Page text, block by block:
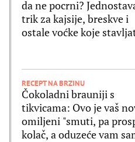
da ne pocrni?
trik za kajsije, breskve i
ostale voćke koje
RECEPT NA BRZINU
Čokoladni brauniji s
tikvicama: Ovo je vaš
omiljeni "smuti, pa
kolač, a oduzeće vam